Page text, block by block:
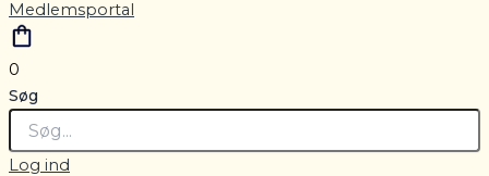
Medlemsportal
0
Søg
Log ind